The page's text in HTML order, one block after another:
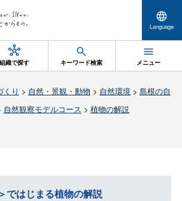
Language
組織で探す キーワード検索 メニュー
くり > 自然・景観・動物 > 自然環境> 島根の自
自然観察モデルコース > 植物の解説
ではじまる植物の解説